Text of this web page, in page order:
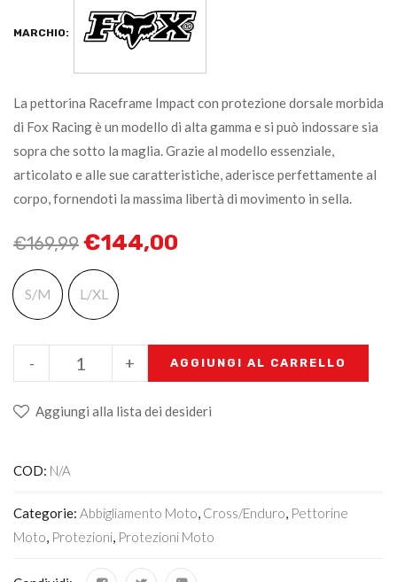
MARCHIO:
La pettorina Raceframe Impact con protezione dorsale morbida
di Fox Racing è un modello di alta gamma e si può indossare sia
sopra che sotto la maglia. Grazie al modello essenziale,
articolato e alle sue caratteristiche, aderisce perfettamente al
corpo, fornendoti la massima libertà di movimento in sella.
€169,99 €144,00
S/M L/XL
+
- AGGIUNGI AL CARRELLO
Aggiungi alla lista dei desideri
COD: N/A
Categorie: Abbigliamento Moto, Cross/Enduro, Pettorine
Moto, Protezioni, Protezioni Moto